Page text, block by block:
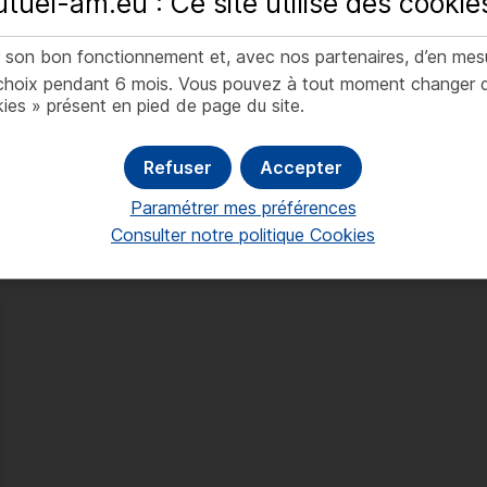
contre le blanchiment des
capitaux et le financement
du terrorisme
04/01/2023
Cahiers de la Direction des risques
son bon fonctionnement et, avec nos partenaires, d’en
pendant 6 mois. Vous pouvez à tout moment changer
» présent en pied de page du site.
Accepter
Refuser
Paramétrer mes préférences
Consulter notre politique Cookies
cet Avertissement ainsi que les
Mentions légales.
J'accepte Je refuse